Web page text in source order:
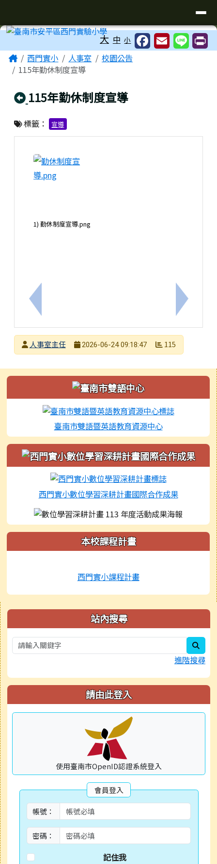
工具列 大 中 小
主內容區域
Home西門實小 人事室
校園公告
115年勤休制度宣導
回上頁
115年勤休制度宣導
標籤： 宣導
上一筆：115年至118年全國公教員工旅遊平安卡優
1) 勤休制度宣導.png
下一筆：
發布者人事室主任
2026-06-24 09:18:47 115
左邊區域內容
臺南市雙語暨英語教育資源中心
西門實小數位學習深耕計畫國際合作成果
本校課程計畫
西門實小課程計畫
右邊區域內容 站內搜尋
進階搜尋
請由此登入
使用臺南市OpenID認證系統登入
會員登入
帳號：
密碼：
記住我
頁尾區域